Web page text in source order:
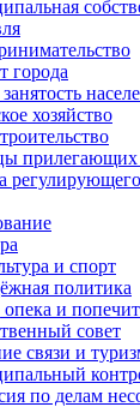
города
хозяйство
прилегающих
и спорт
политика
и
совет
связи и
по делам